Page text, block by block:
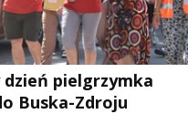
dzień pielgrzymka
Buska-Zdroju